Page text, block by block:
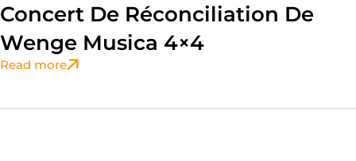
Concert De Réconciliation De
Wenge Musica 4×4
Read more